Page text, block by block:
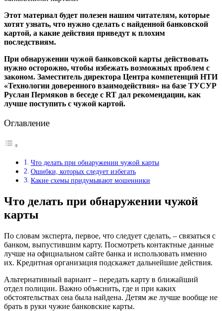
Этот материал будет полезен нашим читателям, которые
хотят узнать, что нужно сделать с найденной банковской
картой, а какие действия приведут к плохим
последствиям.
При обнаружении чужой банковской карты действовать
нужно осторожно, чтобы избежать возможных проблем с
законом. Заместитель директора Центра компетенций НТИ
«Технологии доверенного взаимодействия» на базе ТУСУР
Руслан Пермяков в беседе с RT дал рекомендации, как
лучше поступить с чужой картой.
Оглавление
Что делать при обнаружении чужой карты
Ошибки, которых следует избегать
Какие схемы придумывают мошенники
Что делать при обнаружении чужой
карты
По словам эксперта, первое, что следует сделать, – связаться с
банком, выпустившим карту. Посмотреть контактные данные
лучше на официальном сайте банка и использовать именно
их. Кредитная организация подскажет дальнейшие действия.
Альтернативный вариант – передать карту в ближайший
отдел полиции. Важно объяснить, где и при каких
обстоятельствах она была найдена. Детям же лучше вообще не
брать в руки чужие банковские карты.